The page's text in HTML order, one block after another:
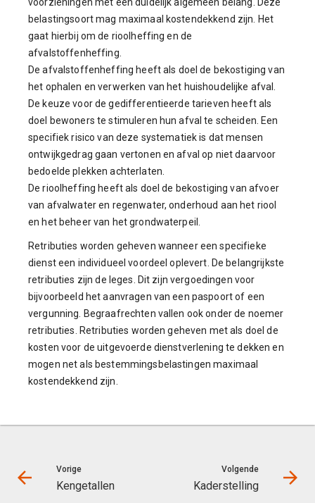
voorzieningen met een duidelijk algemeen belang. Deze
belastingsoort mag maximaal kostendekkend zijn. Het
gaat hierbij om de rioolheffing en de
afvalstoffenheffing.
De afvalstoffenheffing heeft als doel de bekostiging van
het ophalen en verwerken van het huishoudelijke afval.
De keuze voor de gedifferentieerde tarieven heeft als
doel bewoners te stimuleren hun afval te scheiden. Een
specifiek risico van deze systematiek is dat mensen
ontwijkgedrag gaan vertonen en afval op niet daarvoor
bedoelde plekken achterlaten.
De rioolheffing heeft als doel de bekostiging van afvoer
van afvalwater en regenwater, onderhoud aan het riool
en het beheer van het grondwaterpeil.
Retributies worden geheven wanneer een specifieke
dienst een individueel voordeel oplevert. De belangrijkste
retributies zijn de leges. Dit zijn vergoedingen voor
bijvoorbeeld het aanvragen van een paspoort of een
vergunning. Begraafrechten vallen ook onder de noemer
retributies. Retributies worden geheven met als doel de
kosten voor de uitgevoerde dienstverlening te dekken en
mogen net als bestemmingsbelastingen maximaal
kostendekkend zijn.
Vorige
Kengetallen
Volgende
Kaderstelling